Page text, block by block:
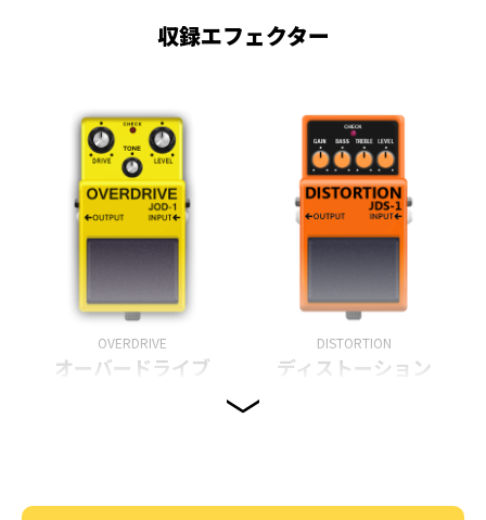
収録エフェクター
OVERDRIVE
オーバードライブ
DISTORTION
ディストーション